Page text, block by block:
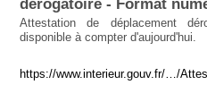
dérogatoire - Format
Attestation de déplacement
disponible à compter d'aujourd'hui.
https://www.interieur.gouv.fr/…/